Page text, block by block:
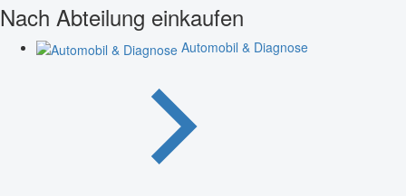
Nach Abteilung einkaufen
Automobil & Diagnose